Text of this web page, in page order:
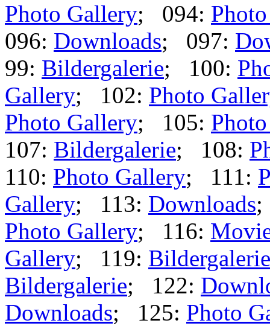
Photo Gallery; 094:
096: Downloads; 097:
99: Bildergalerie; 100:
Gallery; 102: Photo
Photo Gallery; 105:
107: Bildergalerie; 108:
110: Photo Gallery; 111:
Gallery; 113: Downloads
Photo Gallery; 116:
Gallery; 119: Bildergalerie
Bildergalerie; 122:
Downloads; 125: Photo